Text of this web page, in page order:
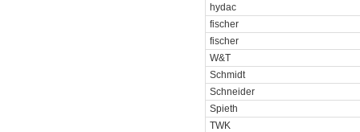
hydac
fischer
fischer
W&T
Schmidt
Schneider
Spieth
TWK